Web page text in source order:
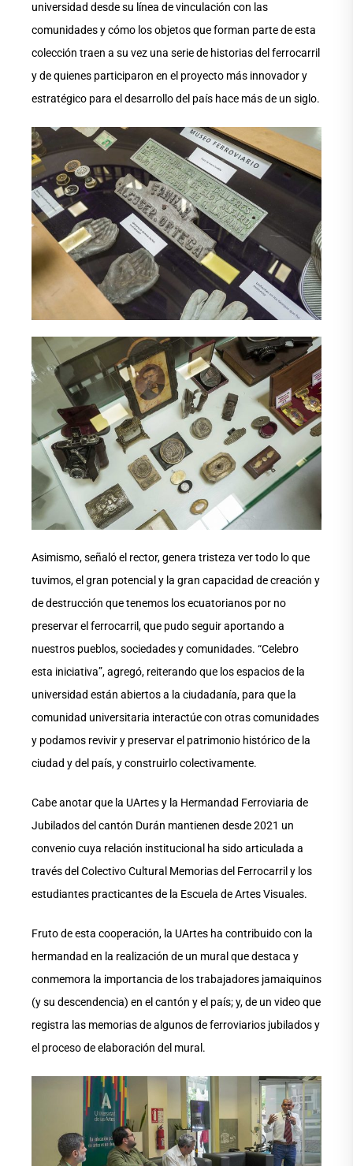
universidad desde su línea de vinculación con las
comunidades y cómo los objetos que forman parte de esta
colección traen a su vez una serie de historias del ferrocarril
y de quienes participaron en el proyecto más innovador y
estratégico para el desarrollo del país hace más de un siglo.
Asimismo, señaló el rector, genera tristeza ver todo lo que
tuvimos, el gran potencial y la gran capacidad de creación y
de destrucción que tenemos los ecuatorianos por no
preservar el ferrocarril, que pudo seguir aportando a
nuestros pueblos, sociedades y comunidades. “Celebro
esta iniciativa”, agregó, reiterando que los espacios de la
universidad están abiertos a la ciudadanía, para que la
comunidad universitaria interactúe con otras comunidades
y podamos revivir y preservar el patrimonio histórico de la
ciudad y del país, y construirlo colectivamente.
Cabe anotar que la UArtes y la Hermandad Ferroviaria de
Jubilados del cantón Durán mantienen desde 2021 un
convenio cuya relación institucional ha sido articulada a
través del Colectivo Cultural Memorias del Ferrocarril y los
estudiantes practicantes de la Escuela de Artes Visuales.
Fruto de esta cooperación, la UArtes ha contribuido con la
hermandad en la realización de un mural que destaca y
conmemora la importancia de los trabajadores jamaiquinos
(y su descendencia) en el cantón y el país; y, de un video que
registra las memorias de algunos de ferroviarios jubilados y
el proceso de elaboración del mural.